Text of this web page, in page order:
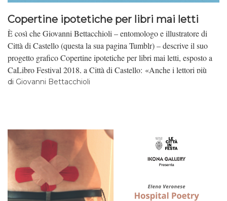
Copertine ipotetiche per libri mai letti
È così che Giovanni Bettacchioli – entomologo e illustratore di
Città di Castello (questa la sua pagina Tumblr) – descrive il suo
progetto grafico Copertine ipotetiche per libri mai letti, esposto a
CaLibro Festival 2018, a Città di Castello: «Anche i lettori più
sprovveduti sanno che un libro non si giudica dalla copertina.
di Giovanni Bettacchioli